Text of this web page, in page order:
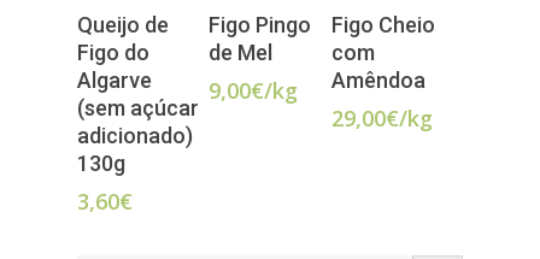
VER
OPÇÕES
Queijo de
Figo do
Algarve
(sem açúcar
adicionado)
130g
3,60€
LER MAIS
Figo Pingo
de Mel
9,00€/kg
LER MAIS
Figo Cheio
com
Amêndoa
29,00€/kg